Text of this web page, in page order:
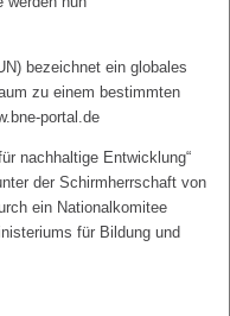
bezeichnet ein globales
zu einem bestimmten
portal.de
nachhaltige Entwicklung“
der Schirmherrschaft von
ein Nationalkomitee
für Bildung und